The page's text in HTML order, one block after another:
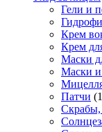
Гели и
Крем
Крем
Маски
Маски и
Патчи
Скрабы,